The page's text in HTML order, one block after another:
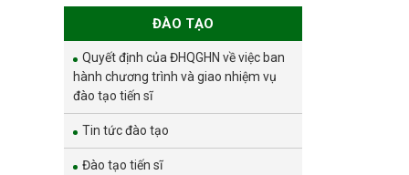
ĐÀO TẠO
Quyết định của ĐHQGHN về việc ban
hành chương trình và giao nhiệm vụ
đào tạo tiến sĩ
Tin tức đào tạo
Đào tạo tiến sĩ